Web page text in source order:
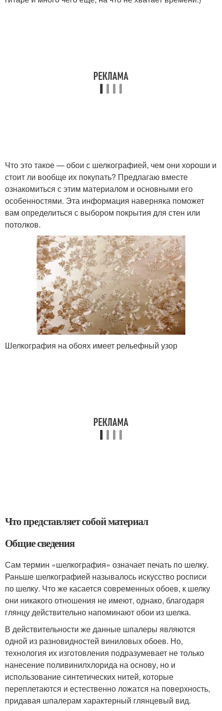
Что это такое — обои с шелкографией, чем они хороши и
стоит ли вообще их покупать? Предлагаю вместе
ознакомиться с этим материалом и основными его
особенностями. Эта информация наверняка поможет
вам определиться с выбором покрытия для стен или
потолков.
Шелкография на обоях имеет рельефный узор
Что представляет собой материал
Общие сведения
Сам термин «шелкография» означает печать по шелку.
Раньше шелкографией называлось искусство росписи
по шелку. Что же касается современных обоев, к шелку
они никакого отношения не имеют, однако, благодаря
глянцу действительно напоминают обои из шелка.
В действительности же данные шпалеры являются
одной из разновидностей виниловых обоев. Но,
технология их изготовления подразумевает не только
нанесение поливинилхлорида на основу, но и
использование синтетических нитей, которые
переплетаются и естественно ложатся на поверхность,
придавая шпалерам характерный глянцевый вид.